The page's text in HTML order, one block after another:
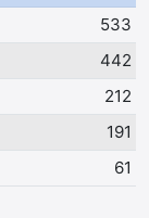
533
442
212
191
61